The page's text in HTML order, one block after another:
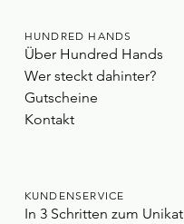
HUNDRED HANDS
Über Hundred Hands
Wer steckt dahinter?
Gutscheine
Kontakt
KUNDENSERVICE
In 3 Schritten zum Unikat